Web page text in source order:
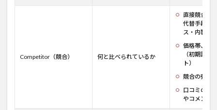
Competitor（競合） 何と比べられているか
直接競合、
代替手段（
ス・内製化
価格帯、導
（初期設定
ト）
競合の強み
口コミの傾
やコメント